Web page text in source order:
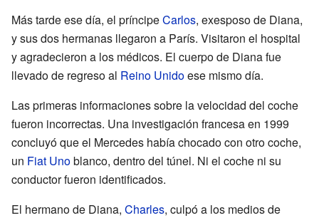
Más tarde ese día, el príncipeCarlos, exesposo de Diana,
y sus dos hermanas llegaron a París. Visitaron el hospital
y agradecieron a los médicos. El cuerpo de Diana fue
llevado de regreso al Reino Unidoese mismo día.
Las primeras informaciones sobre la velocidad del coche
fueron incorrectas. Una investigación francesa en 1999
concluyó que el Mercedes había chocado con otro coche,
un Fiat Unoblanco, dentro del túnel. Ni el coche ni su
conductor fueron identificados.
El hermano de Diana, Charles, culpó a los medios de